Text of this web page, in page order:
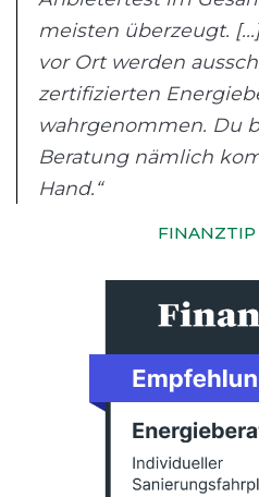
meisten überzeugt.
vor Ort werden
zertifizierten
wahrgenommen. Du
Beratung nämlich
Hand.“